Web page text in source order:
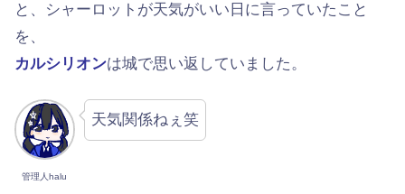
と、シャーロットが天気がいい日に言っていたこと
を、
カルシリオンは城で思い返していました。
管理人halu
天気関係ねぇ笑